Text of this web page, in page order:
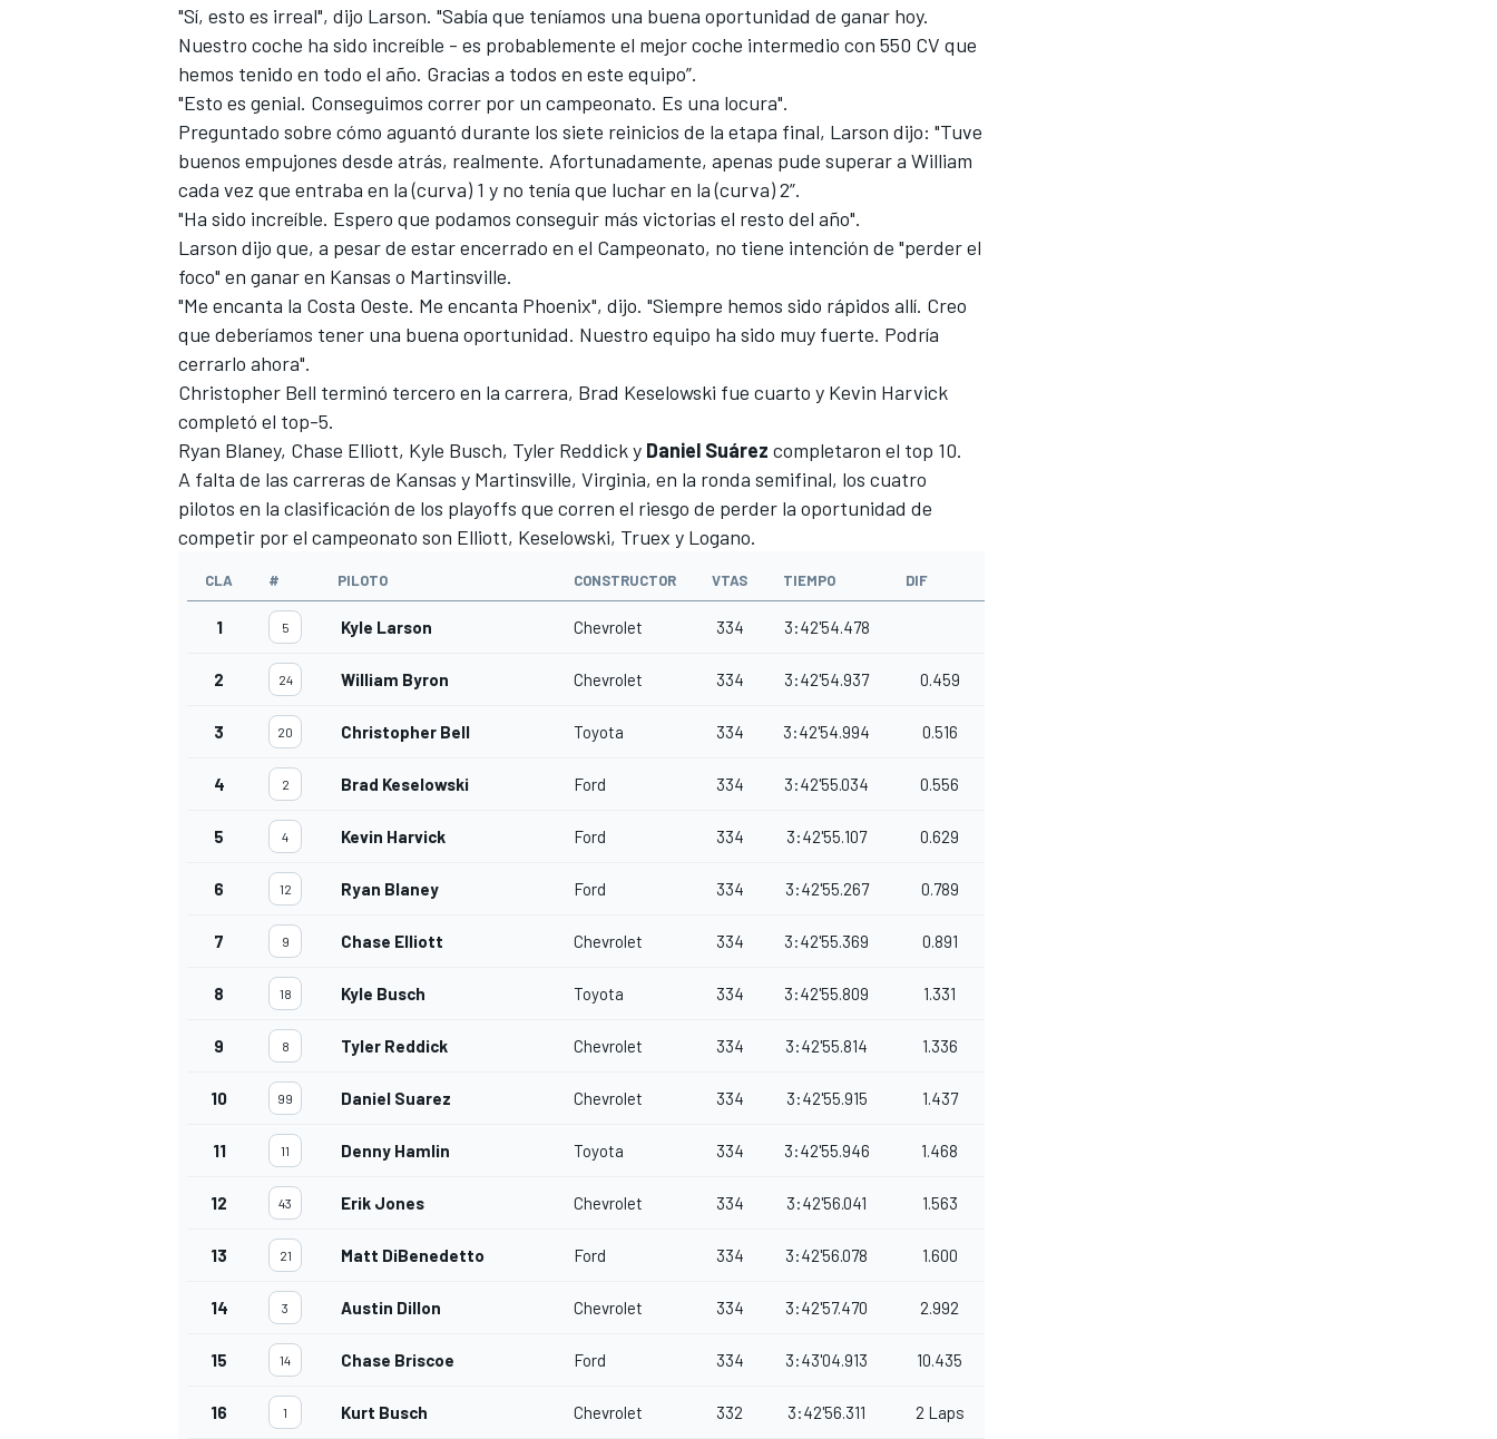
WRC
MÁS CATEGORÍAS
"Sí, esto es irreal", dijo Larson. "Sabía que teníamos una buena oportunidad de ganar hoy.
Nuestro coche ha sido increíble - es probablemente el mejor coche intermedio con 550 CV que
hemos tenido en todo el año. Gracias a todos en este equipo”.
"Esto es genial. Conseguimos correr por un campeonato. Es una locura".
Preguntado sobre cómo aguantó durante los siete reinicios de la etapa final, Larson dijo: "Tuve
buenos empujones desde atrás, realmente. Afortunadamente, apenas pude superar a William
cada vez que entraba en la (curva) 1 y no tenía que luchar en la (curva) 2”.
"Ha sido increíble. Espero que podamos conseguir más victorias el resto del año".
Larson dijo que, a pesar de estar encerrado en el Campeonato, no tiene intención de "perder el
foco" en ganar en Kansas o Martinsville.
"Me encanta la Costa Oeste. Me encanta Phoenix", dijo. "Siempre hemos sido rápidos allí. Creo
que deberíamos tener una buena oportunidad. Nuestro equipo ha sido muy fuerte. Podría
cerrarlo ahora".
Christopher Bell terminó tercero en la carrera, Brad Keselowski fue cuarto y Kevin Harvick
completó el top-5.
Ryan Blaney, Chase Elliott, Kyle Busch, Tyler Reddick y Daniel Suárez completaron el top 10.
A falta de las carreras de Kansas y Martinsville, Virginia, en la ronda semifinal, los cuatro
pilotos en la clasificación de los playoffs que corren el riesgo de perder la oportunidad de
competir por el campeonato son Elliott, Keselowski, Truex y Logano.
CLA # PILOTO CONSTRUCTOR VTAS TIEMPO DIF
1 5 Kyle Larson Chevrolet 334 3:42'54.478
2 24 William Byron Chevrolet 334 3:42'54.937 0.459
3 20 Christopher Bell Toyota 334 3:42'54.994 0.516
4 2 Brad Keselowski Ford 334 3:42'55.034 0.556
5 4 Kevin Harvick Ford 334 3:42'55.107 0.629
6 12 Ryan Blaney Ford 334 3:42'55.267 0.789
7 9 Chase Elliott Chevrolet 334 3:42'55.369 0.891
8 18 Kyle Busch Toyota 334 3:42'55.809 1.331
9 8 Tyler Reddick Chevrolet 334 3:42'55.814 1.336
10 99 Daniel Suarez Chevrolet 334 3:42'55.915 1.437
11 11 Denny Hamlin Toyota 334 3:42'55.946 1.468
12 43 Erik Jones Chevrolet 334 3:42'56.041 1.563
13 21 Matt DiBenedetto Ford 334 3:42'56.078 1.600
14 3 Austin Dillon Chevrolet 334 3:42'57.470 2.992
15 14 Chase Briscoe Ford 334 3:43'04.913 10.435
16 1 Kurt Busch Chevrolet 332 3:42'56.311 2 Laps